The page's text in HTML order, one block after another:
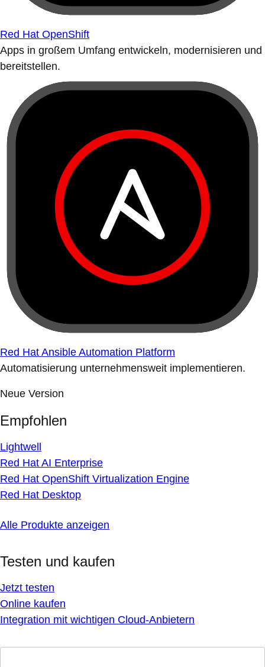
Red Hat OpenShift
Apps in großem Umfang entwickeln, modernisieren und
bereitstellen.
Red Hat Ansible Automation Platform
Automatisierung unternehmensweit implementieren.
Neue Version
Empfohlen
Lightwell
Red Hat AI Enterprise
Red Hat OpenShift Virtualization Engine
Red Hat Desktop
Alle Produkte anzeigen
Testen und kaufen
Jetzt testen
Online kaufen
Integration mit wichtigen Cloud-Anbietern